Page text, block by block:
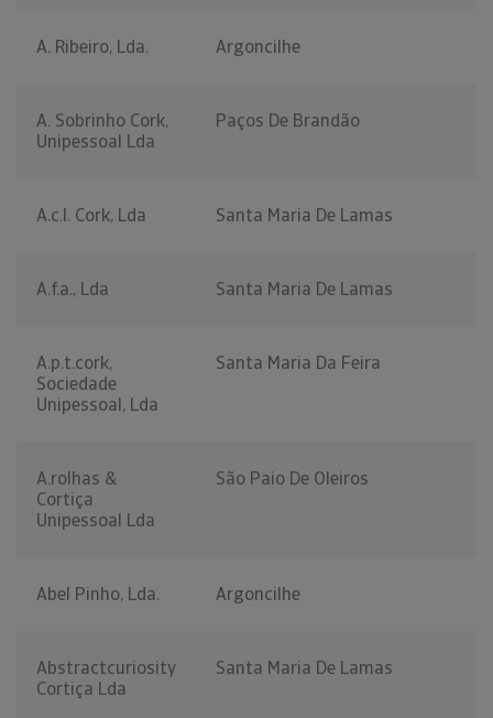
A. Ribeiro, Lda. Argoncilhe
A. Sobrinho Cork,
Unipessoal Lda
Paços De Brandão
A.c.l. Cork, Lda Santa Maria De Lamas
A.f.a., Lda Santa Maria De Lamas
A.p.t.cork,
Sociedade
Unipessoal, Lda
Santa Maria Da Feira
A.rolhas &
Cortiça
Unipessoal Lda
São Paio De Oleiros
Abel Pinho, Lda. Argoncilhe
Abstractcuriosity
Cortiça Lda
Santa Maria De Lamas